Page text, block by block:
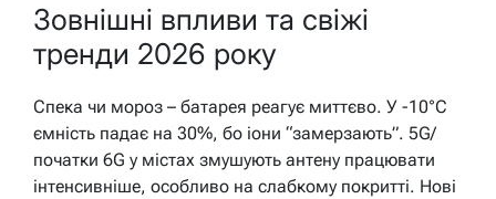
Зовнішні впливи та свіжі
тренди 2026 року
Спека чи мороз – батарея реагує миттєво. У -10°C
ємність падає на 30%, бо іони “замерзають”. 5G/
початки 6G у містах змушують антену працювати
інтенсивніше, особливо на слабкому покритті. Нові